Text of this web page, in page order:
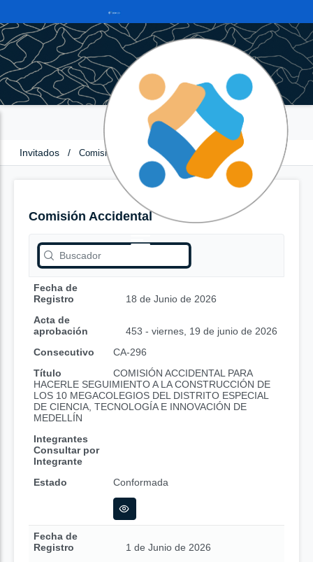
Invitados / Comisión Accidental
Comisión Accidental
Fecha de
Registro
18 de Junio de 2026
Acta de
aprobación
453 - viernes, 19 de junio de 2026
Consecutivo
CA-296
Título
COMISIÓN ACCIDENTAL PARA
HACERLE SEGUIMIENTO A LA CONSTRUCCIÓN DE
LOS 10 MEGACOLEGIOS DEL DISTRITO ESPECIAL
DE CIENCIA, TECNOLOGÍA E INNOVACIÓN DE
MEDELLÍN
Integrantes
Consultar por
Integrante
Estado
Conformada
Fecha de
Registro
1 de Junio de 2026